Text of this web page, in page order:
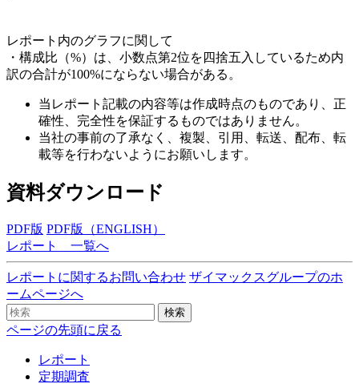
レポート内のグラフに関して
・構成比（%）は、小数点第2位を四捨五入しているため内
訳の合計が100%にならない場合がある。
当レポート記載の内容等は作成時点のものであり、正
確性、完全性を保証するものではありません。
当社の事前の了承なく、複製、引用、転送、配布、転
載等を行わないようにお願いします。
資料ダウンロード
PDF版 PDF版（ENGLISH）
レポート 一覧へ
レポートに関するお問い合わせ ザイマックスグループのホ
ームページへ
検索
ページの先頭に戻る
レポート
定期調査